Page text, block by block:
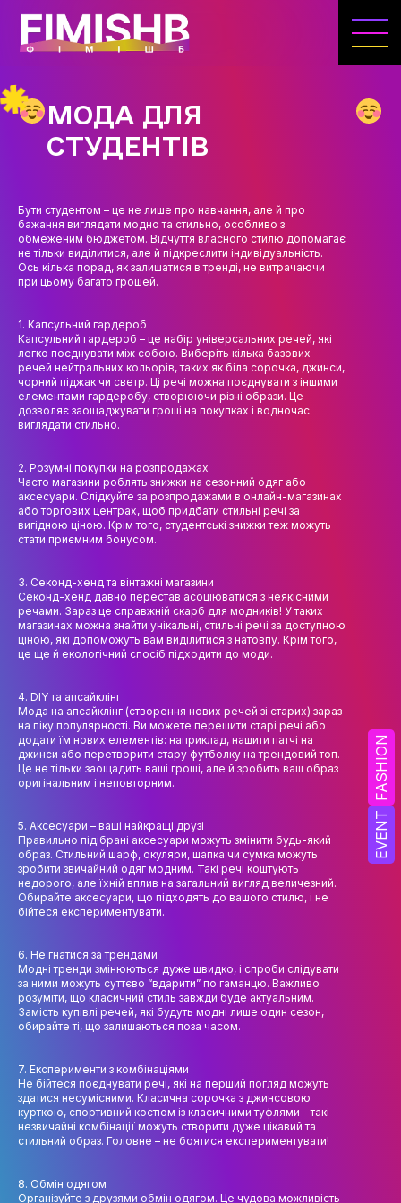
EVENT
FASHION
ГОЛОВНА
ІНДУСТРІЇ ДОЗВІЛЛЯ
МЕТА, ЗАВДАННЯ ТА ІСТОРІЯ КАФЕДРИ
ОСВІТНІ ПРОГРАМИ
ПРАКТИКА
НАУКА
НАПРЯМИ ДОСЛІДЖЕНЬ
НАУК.РОБОТА СТУДЕНТІВ
КОНФЕРЕНЦІЇ, СЕМІНАРИ
ПІДВИЩЕННЯ КВАЛІФІКАЦІЇ
ЯКІСТЬ ОСВІТИ
АКАДЕМІЧНА ДОБРОЧЕСНІСТЬ
АКАДЕМІЧНА МОБІЛЬНІСТЬ
СПІВПРАЦЯ
КАФЕДРА ФЕШН ТА ШОУ-БІЗНЕСУ
МЕТА, ЗАВДАННЯ ТА ІСТОРІЯ КАФЕДРИ
ВИКЛАДАЦЬКИЙ СКЛАД
ОСВІТНІ ПРОГРАМИ
ПРАКТИКА
НАУКА
ВИДАВНИЧА ДІЯЛЬНІСТЬ
КОНФЕРЕНЦІЇ, СЕМІНАРИ
ЯКІСТЬ ОСВІТИ
АКАДЕМІЧНА ДОБРОЧЕСНІСТЬ
ЗДОБУВАЧІВ
СПІВПРАЦЯ
МОДА ДЛЯ
СТУДЕНТІВ
Бути студентом – це не лише про навчання, але й про
бажання виглядати модно та стильно, особливо з
обмеженим бюджетом. Відчуття власного стилю допомагає
не тільки виділитися, але й підкреслити індивідуальність.
Ось кілька порад, як залишатися в тренді, не витрачаючи
при цьому багато грошей.
1. Капсульний гардероб
Капсульний гардероб – це набір універсальних речей, які
легко поєднувати між собою. Виберіть кілька базових
речей нейтральних кольорів, таких як біла сорочка, джинси,
чорний піджак чи светр. Ці речі можна поєднувати з іншими
елементами гардеробу, створюючи різні образи. Це
дозволяє заощаджувати гроші на покупках і водночас
виглядати стильно.
2. Розумні покупки на розпродажах
Часто магазини роблять знижки на сезонний одяг або
аксесуари. Слідкуйте за розпродажами в онлайн-магазинах
або торгових центрах, щоб придбати стильні речі за
вигідною ціною. Крім того, студентські знижки теж можуть
стати приємним бонусом.
3. Секонд-хенд та вінтажні магазини
Секонд-хенд давно перестав асоціюватися з неякісними
речами. Зараз це справжній скарб для модників! У таких
магазинах можна знайти унікальні, стильні речі за доступною
ціною, які допоможуть вам виділитися з натовпу. Крім того,
це ще й екологічний спосіб підходити до моди.
4. DIY та апсайклінг
Мода на апсайклінг (створення нових речей зі старих) зараз
на піку популярності. Ви можете перешити старі речі або
додати їм нових елементів: наприклад, нашити патчі на
джинси або перетворити стару футболку на трендовий топ.
Це не тільки заощадить ваші гроші, але й зробить ваш образ
оригінальним і неповторним.
5. Аксесуари – ваші найкращі друзі
Правильно підібрані аксесуари можуть змінити будь-який
образ. Стильний шарф, окуляри, шапка чи сумка можуть
зробити звичайний одяг модним. Такі речі коштують
недорого, але їхній вплив на загальний вигляд величезний.
Обирайте аксесуари, що підходять до вашого стилю, і не
бійтеся експериментувати.
6. Не гнатися за трендами
Модні тренди змінюються дуже швидко, і спроби слідувати
за ними можуть суттєво “вдарити” по гаманцю. Важливо
розуміти, що класичний стиль завжди буде актуальним.
Замість купівлі речей, які будуть модні лише один сезон,
обирайте ті, що залишаються поза часом.
7. Експерименти з комбінаціями
Не бійтеся поєднувати речі, які на перший погляд можуть
здатися несумісними. Класична сорочка з джинсовою
курткою, спортивний костюм із класичними туфлями – такі
незвичайні комбінації можуть створити дуже цікавий та
стильний образ. Головне – не боятися експериментувати!
8. Обмін одягом
Організуйте з друзями обмін одягом. Це чудова можливість